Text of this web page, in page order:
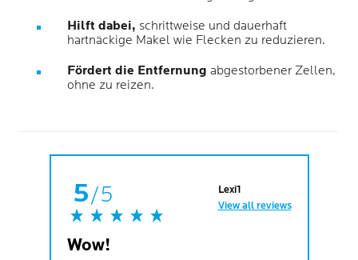
Hilft dabei, schrittweise und dauerhaft
hartnäckige Makel wie Flecken zu reduzieren.
Fördert die Entfernung abgestorbener Zellen,
ohne zu reizen.
5/5
Lexi1
View all reviews
Wow!